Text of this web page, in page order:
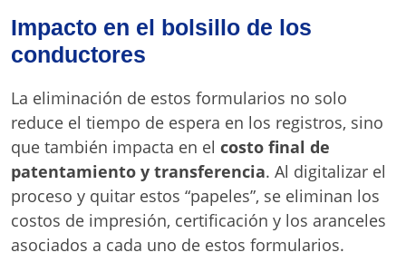
Impacto en el bolsillo de los
conductores
La eliminación de estos formularios no solo
reduce el tiempo de espera en los registros, sino
que también impacta en el costo final de
patentamiento y transferencia. Al digitalizar el
proceso y quitar estos “papeles”, se eliminan los
costos de impresión, certificación y los aranceles
asociados a cada uno de estos formularios.